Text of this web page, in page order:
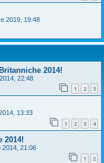
2019, 19:48
2014!
22:48
1 2 3
13:33
1 2 3 4
2014!
2014, 21:06
1 2